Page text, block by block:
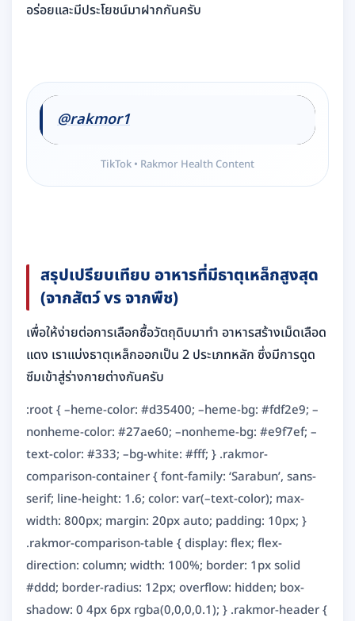
อร่อยและมีประโยชน์มาฝากกันครับ
@rakmor1
TikTok • Rakmor Health Content
สรุปเปรียบเทียบ อาหารที่มีธาตุเหล็กสูงสุด
(จากสัตว์ vs จากพืช)
เพื่อให้ง่ายต่อการเลือกซื้อวัตถุดิบมาทำ อาหารสร้างเม็ดเลือด
แดง เราแบ่งธาตุเหล็กออกเป็น 2 ประเภทหลัก ซึ่งมีการดูด
ซึมเข้าสู่ร่างกายต่างกันครับ
:root { –heme-color: #d35400; –heme-bg: #fdf2e9; –
nonheme-color: #27ae60; –nonheme-bg: #e9f7ef; –
text-color: #333; –bg-white: #fff; } .rakmor-
comparison-container { font-family: ‘Sarabun’, sans-
serif; line-height: 1.6; color: var(–text-color); max-
width: 800px; margin: 20px auto; padding: 10px; }
.rakmor-comparison-table { display: flex; flex-
direction: column; width: 100%; border: 1px solid
#ddd; border-radius: 12px; overflow: hidden; box-
shadow: 0 4px 6px rgba(0,0,0,0.1); } .rakmor-header {